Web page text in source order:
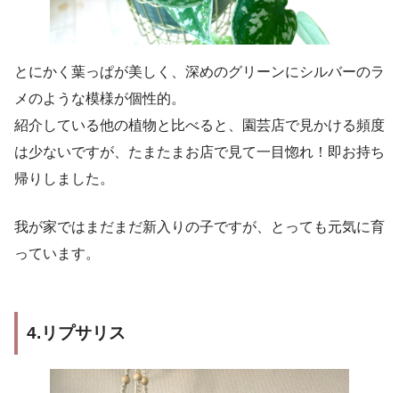
とにかく葉っぱが美しく、深めのグリーンにシルバーのラ
メのような模様が個性的。
紹介している他の植物と比べると、園芸店で見かける頻度
は少ないですが、たまたまお店で見て一目惚れ！即お持ち
帰りしました。
我が家ではまだまだ新入りの子ですが、とっても元気に育
っています。
4.リプサリス